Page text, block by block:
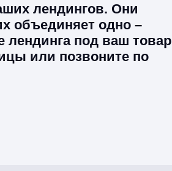
лендингов. Они
объединяет одно –
лендинга под ваш товар
или позвоните по